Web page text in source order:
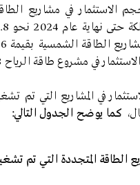
الاستثمار في مشاريع
في مشروع طاقة الرياح 1.58 مليار ريال.
في المشاريع التي تم
كما يوضح الجدول التالي:
الطاقة المتجددة التي تم